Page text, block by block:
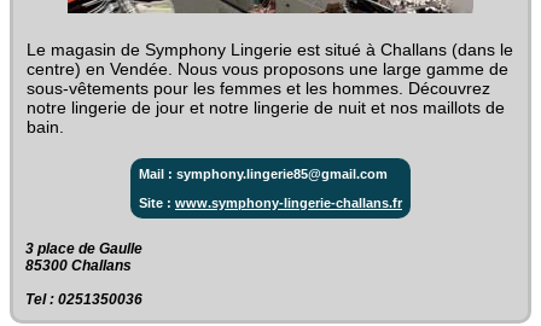
Le magasin de Symphony Lingerie est situé à Challans (dans le
centre) en Vendée. Nous vous proposons une large gamme de
sous-vêtements pour les femmes et les hommes. Découvrez
notre lingerie de jour et notre lingerie de nuit et nos maillots de
bain.
Mail : symphony.lingerie85@gmail.com
Site : www.symphony-lingerie-challans.fr
3 place de Gaulle‎
85300 Challans
Tel : 0251350036